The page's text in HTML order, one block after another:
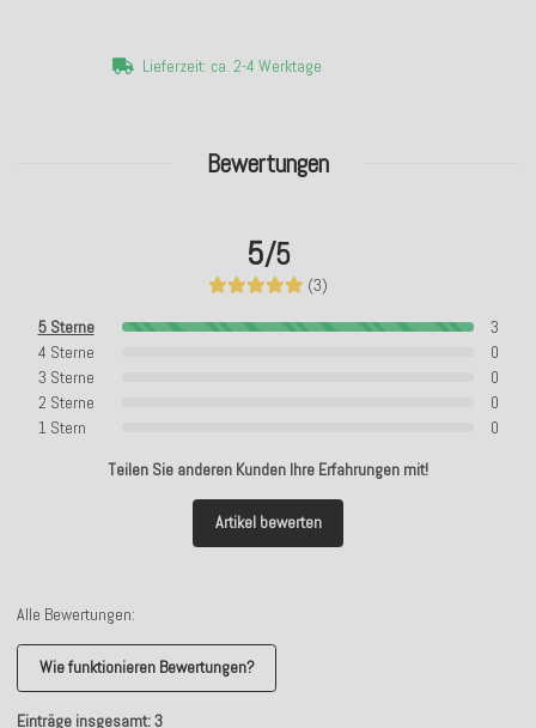
Bewertungen
5/5
(3)
5 Sterne
3
4 Sterne
0
3 Sterne
0
2 Sterne
0
1 Stern
0
Teilen Sie anderen Kunden Ihre Erfahrungen mit!
Artikel bewerten
Alle Bewertungen:
Wie funktionieren Bewertungen?
Einträge insgesamt: 3
Lieferzeit: ca. 2-4 Werktage